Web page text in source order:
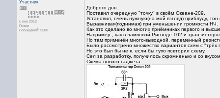
Участник
с янв 2013
Питер
Сообщений: 5580
Доброго дня...
Поставил очередную "точку" в своём Океане-209.
Установил, очень нужную(на мой взгляд) приблуду, тон
Выравнивая(поднимая) при уменьшении громкости НЧ.
Как это сделано во многих приёмниках первого и
Например , как в ламповой Ригонде-102 и
Но там применён много-выводной, переменный
Было рассмотрено множество вариантов схем с "трёх
Но это был бы не я, если бы тупо повторил схему.
Сел за разработку, получилось скромненько и со
Схема нового гаджета: